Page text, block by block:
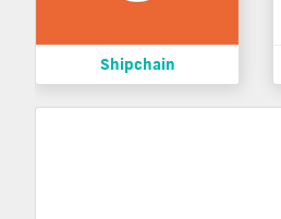
Shipchain